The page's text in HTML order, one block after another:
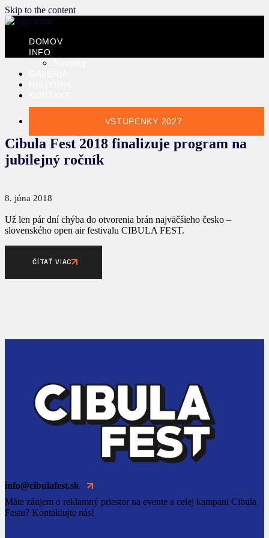
Skip to the content
DOMOV
INFO
VSTUPENKY 2027
Cibula Fest 2018 finalizuje program na
jubilejný ročník
8. júna 2018
Už len pár dní chýba do otvorenia brán najväčšieho česko –
slovenského open air festivalu CIBULA FEST.
ČÍTAŤ VIAC
info@cibulafest.sk
Máte záujem o reklamný priestor na evente a celej kampani Cibula
Festu? Kontaktujte nás!